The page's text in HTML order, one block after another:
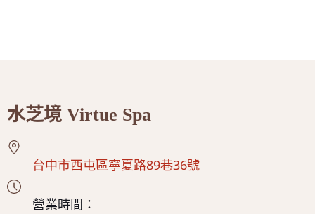
水芝境 Virtue Spa
台中市西屯區寧夏路89巷36號
營業時間：